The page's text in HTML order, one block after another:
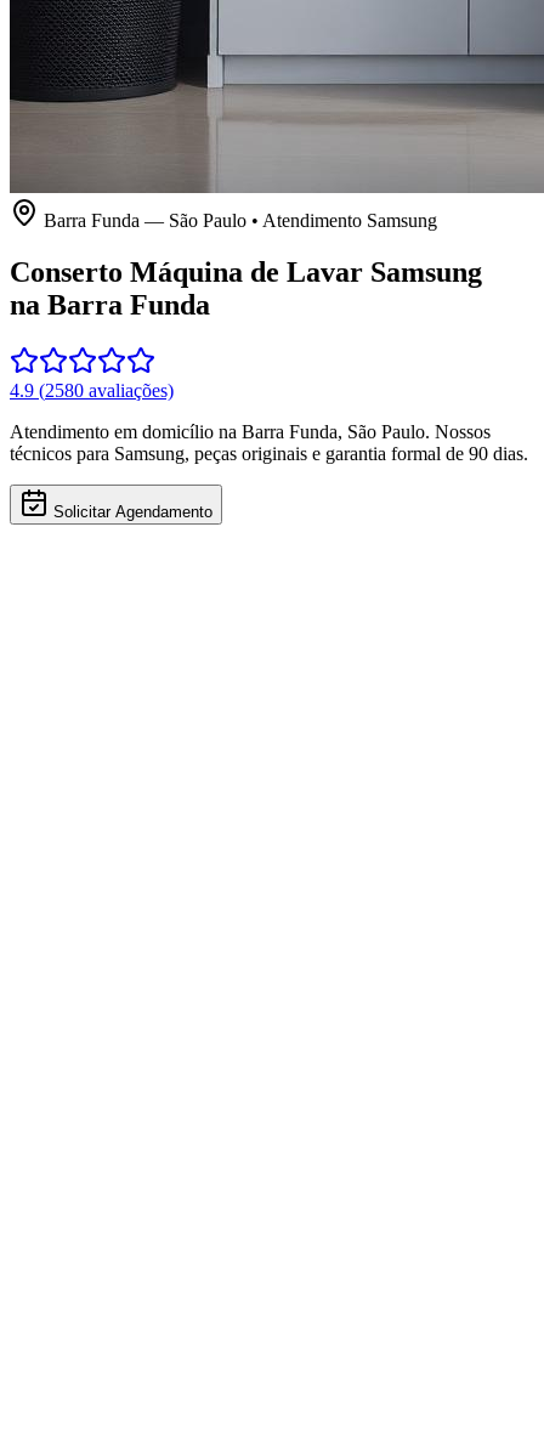
Barra Funda — São Paulo • Atendimento Samsung
Conserto Máquina de Lavar Samsung
na Barra Funda
4.9 (2580 avaliações)
Atendimento em domicílio na Barra Funda, São Paulo. Nossos
técnicos para Samsung, peças originais e garantia formal de 90 dias.
Solicitar Agendamento